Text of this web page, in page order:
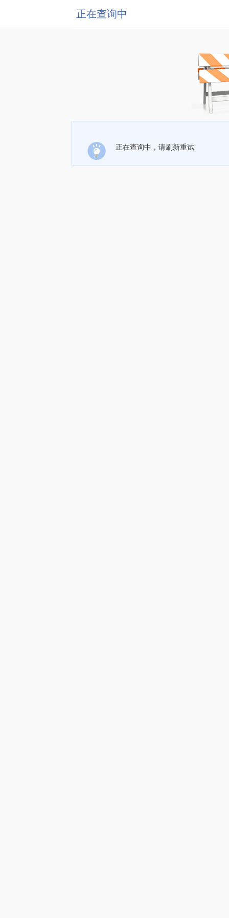
正在查询中
正在查询中，请刷新重试